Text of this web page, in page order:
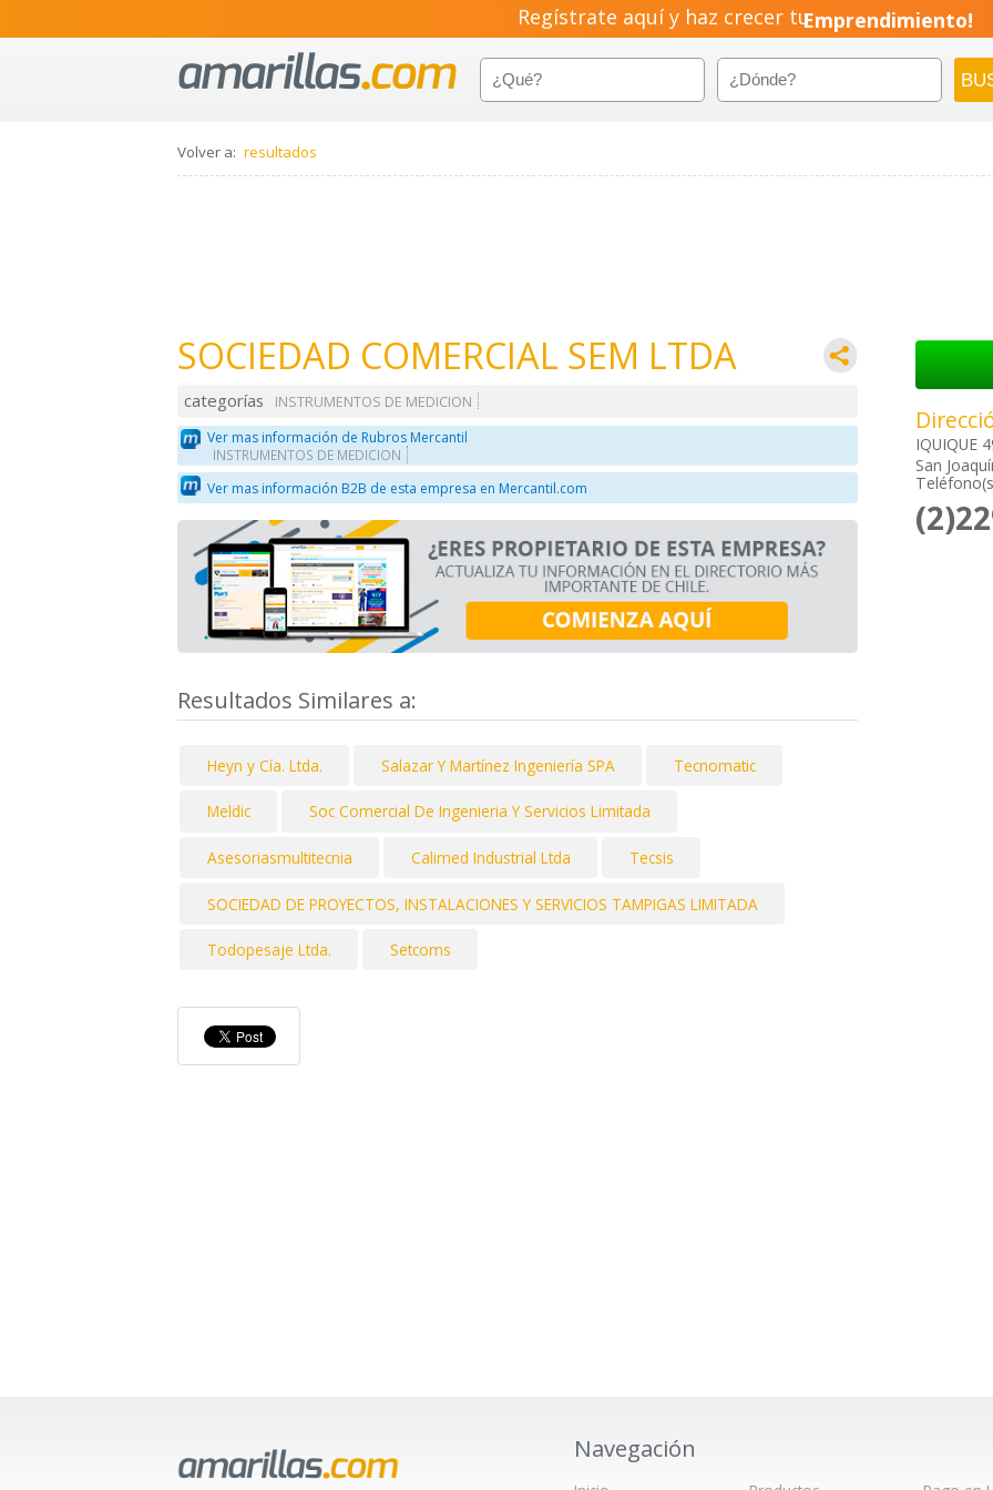
Regístrate aquí y haz crecer tuEmprendimiento!
Volver a: resultados
SOCIEDAD COMERCIAL SEM LTDA
categorías
INSTRUMENTOS DE MEDICION
Ver mas información de Rubros Mercantil
INSTRUMENTOS DE MEDICION
Ver mas información B2B de esta empresa en Mercantil.com
Resultados Similares a:
Heyn y Cía. Ltda. Salazar Y Martínez Ingeniería SPA Tecnomatic
Meldic Soc Comercial De Ingenieria Y Servicios Limitada
Asesoriasmultitecnia Calimed Industrial Ltda Tecsis
SOCIEDAD DE PROYECTOS, INSTALACIONES Y SERVICIOS TAMPIGAS LIMITADA
Todopesaje Ltda. Setcoms
IQUIQUE
San
Navegación